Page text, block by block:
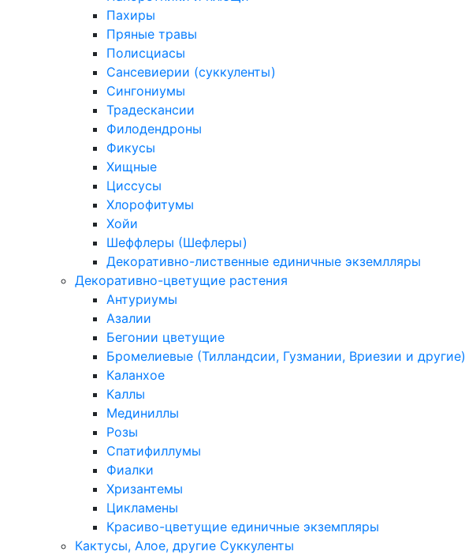
Пахиры
Пряные травы
Полисциасы
Сансевиерии (суккуленты)
Сингониумы
Традескансии
Филодендроны
Фикусы
Хищные
Циссусы
Хлорофитумы
Хойи
Шеффлеры (Шефлеры)
Декоративно-лиственные единичные экземлляры
Декоративно-цветущие растения
Антуриумы
Азалии
Бегонии цветущие
Бромелиевые (Тилландсии, Гузмании, Вриезии и другие)
Каланхое
Каллы
Мединиллы
Розы
Спатифиллумы
Фиалки
Хризантемы
Цикламены
Красиво-цветущие единичные экземпляры
Кактусы, Алое, другие Суккуленты